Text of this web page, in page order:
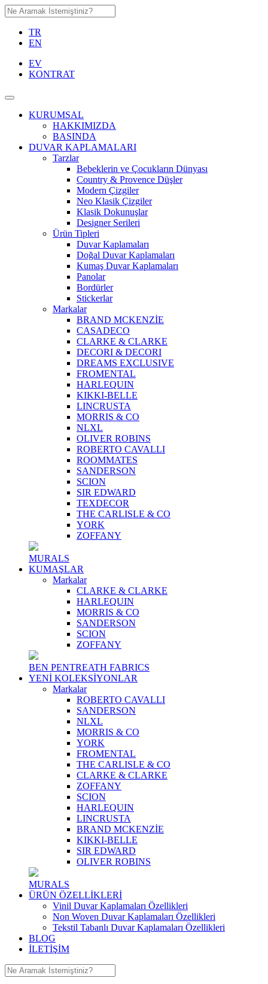
TR
EN
EV
KONTRAT
KURUMSAL
HAKKIMIZDA
BASINDA
DUVAR KAPLAMALARI
Tarzlar
Bebeklerin ve Çocukların Dünyası
Country & Provence Düşler
Modern Çizgiler
Neo Klasik Çizgiler
Klasik Dokunuşlar
Designer Serileri
Ürün Tipleri
Duvar Kaplamaları
Doğal Duvar Kaplamaları
Kumaş Duvar Kaplamaları
Panolar
Bordürler
Stickerlar
Markalar
BRAND MCKENZİE
CASADECO
CLARKE & CLARKE
DECORI & DECORI
DREAMS EXCLUSIVE
FROMENTAL
HARLEQUIN
KIKKI-BELLE
LINCRUSTA
MORRIS & CO
NLXL
OLIVER ROBINS
ROBERTO CAVALLI
ROOMMATES
SANDERSON
SCION
SIR EDWARD
TEXDECOR
THE CARLISLE & CO
YORK
ZOFFANY
MURALS
KUMAŞLAR
Markalar
CLARKE & CLARKE
HARLEQUIN
MORRIS & CO
SANDERSON
SCION
ZOFFANY
BEN PENTREATH FABRICS
YENİ KOLEKSİYONLAR
Markalar
ROBERTO CAVALLI
SANDERSON
NLXL
MORRIS & CO
YORK
FROMENTAL
THE CARLISLE & CO
CLARKE & CLARKE
ZOFFANY
SCION
HARLEQUIN
LINCRUSTA
BRAND MCKENZİE
KIKKI-BELLE
SIR EDWARD
OLIVER ROBINS
MURALS
ÜRÜN ÖZELLİKLERİ
Vinil Duvar Kaplamaları Özellikleri
Non Woven Duvar Kaplamaları Özellikleri
Tekstil Tabanlı Duvar Kaplamaları Özellikleri
BLOG
İLETİŞİM